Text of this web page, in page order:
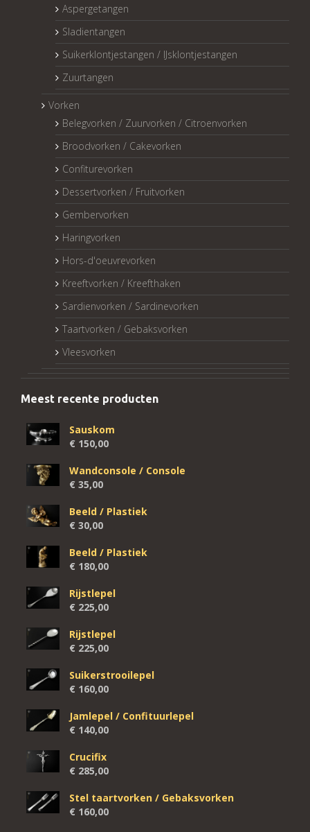
Aspergetangen
Sladientangen
Suikerklontjestangen / IJsklontjestangen
Zuurtangen
Vorken
Belegvorken / Zuurvorken / Citroenvorken
Broodvorken / Cakevorken
Confiturevorken
Dessertvorken / Fruitvorken
Gembervorken
Haringvorken
Hors-d'oeuvrevorken
Kreeftvorken / Kreefthaken
Sardienvorken / Sardinevorken
Taartvorken / Gebaksvorken
Vleesvorken
Meest recente producten
Sauskom
€ 150,00
Wandconsole / Console
€ 35,00
Beeld / Plastiek
€ 30,00
Beeld / Plastiek
€ 180,00
Rijstlepel
€ 225,00
Rijstlepel
€ 225,00
Suikerstrooilepel
€ 160,00
Jamlepel / Confituurlepel
€ 140,00
Crucifix
€ 285,00
Stel taartvorken / Gebaksvorken
€ 160,00